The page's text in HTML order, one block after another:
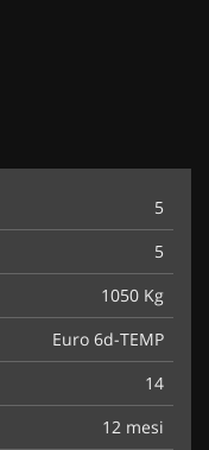
5
5
1050 Kg
Euro 6d-TEMP
14
12 mesi